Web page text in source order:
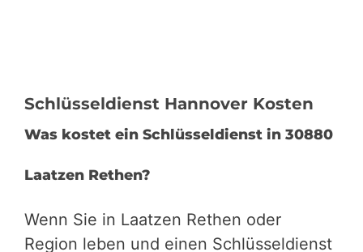
Schlüsseldienst Hannover Kosten
Was kostet ein Schlüsseldienst in 30880
Laatzen Rethen?
Wenn Sie in Laatzen Rethen oder
Region leben und einen Schlüsseldienst